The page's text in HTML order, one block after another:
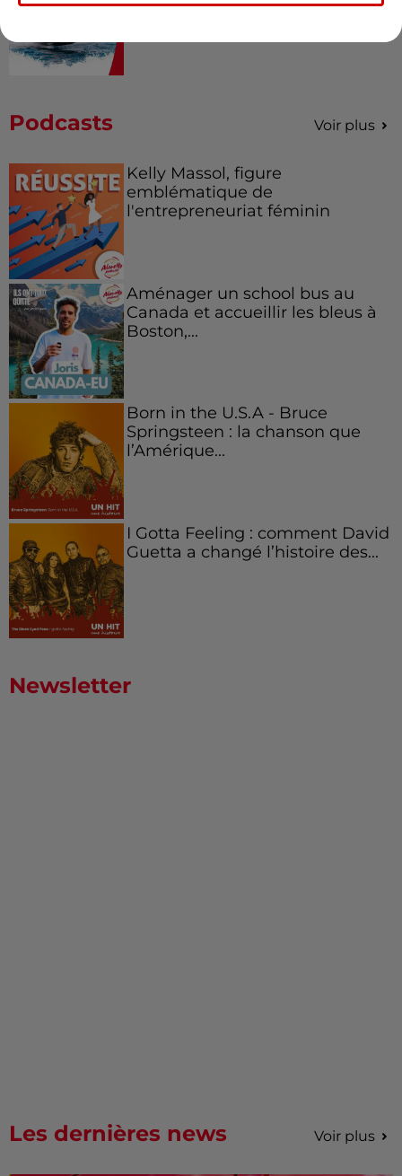
Podcasts Voir plus
Kelly Massol, figure
emblématique de
l'entrepreneuriat féminin
Aménager un school bus au
Canada et accueillir les bleus à
Boston,...
Born in the U.S.A - Bruce
Springsteen : la chanson que
l’Amérique...
I Gotta Feeling : comment David
Guetta a changé l’histoire des...
Newsletter
Les dernières news Voir plus